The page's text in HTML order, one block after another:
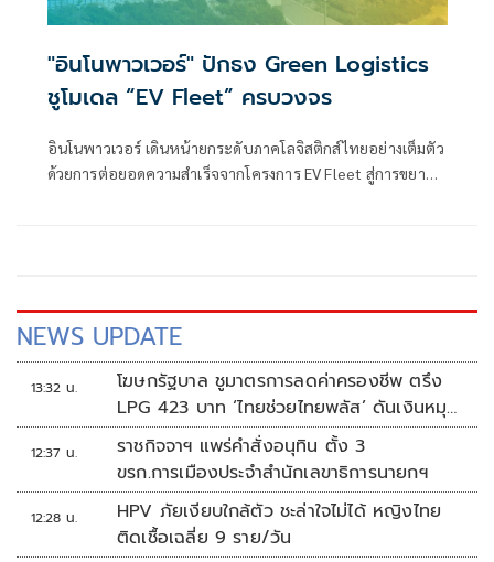
"อินโนพาวเวอร์" ปักธง Green Logistics
ชูโมเดล “EV Fleet” ครบวงจร
อินโนพาวเวอร์ เดินหน้ายกระดับภาคโลจิสติกส์ไทยอย่างเต็มตัว
ด้วยการต่อยอดความสำเร็จจากโครงการ EV Fleet สู่การขยาย
NEWS UPDATE
13:32 น.
โฆษกรัฐบาล ชูมาตรการลดค่าครองชีพ ตรึง
LPG 423 บาท ‘ไทยช่วยไทยพลัส’ ดันเงินหมุน
แสนล้าน
12:37 น.
ราชกิจจาฯ แพร่คำสั่งอนุทิน ตั้ง 3
ขรก.การเมืองประจำสำนักเลขาธิการนายกฯ
12:28 น.
HPV ภัยเงียบใกล้ตัว ชะล่าใจไม่ได้ หญิงไทย
ติดเชื้อเฉลี่ย 9 ราย/วัน